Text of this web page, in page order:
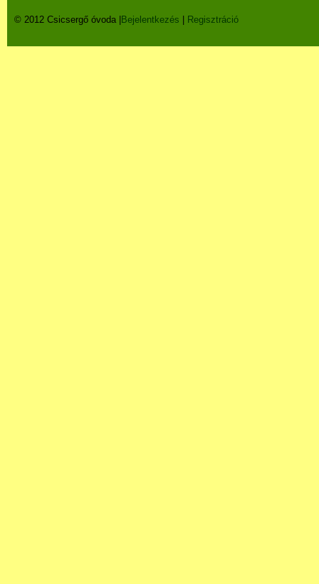
© 2012 Csicsergő óvoda |Bejelentkezés | Regisztráció